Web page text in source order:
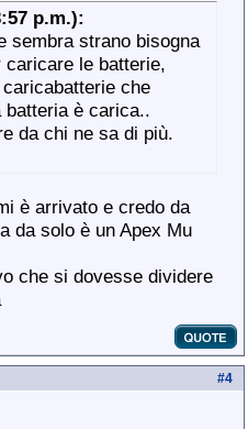
p.m.):
sembra strano bisogna
caricare le batterie,
che
batteria è carica..
da chi ne sa di più.
è arrivato e credo da
da solo è un Apex Mu
che si dovesse dividere
#4